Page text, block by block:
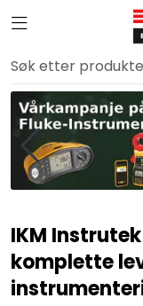
Skip to main
Toggle navigation
IKM
komplette
Løsningssenter
Elektro
Elektronikk